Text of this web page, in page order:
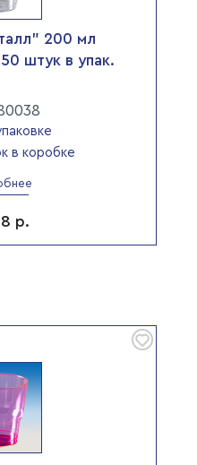
200 мл
штук в упак.
в коробке
р.